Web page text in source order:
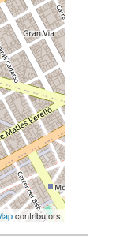
contributors